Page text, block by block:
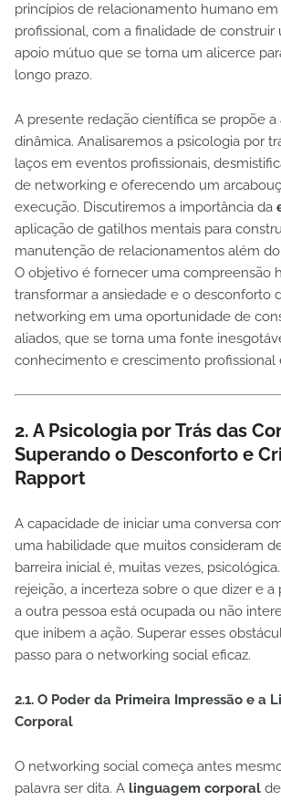
princípios de relacionamento humano
profissional, com a finalidade de construir
apoio mútuo que se torna um alicerce
longo prazo.
A presente redação científica se propõe a
dinâmica. Analisaremos a psicologia por
laços em eventos profissionais,
de networking e oferecendo um
execução. Discutiremos a importância da
aplicação de gatilhos mentais para
manutenção de relacionamentos além
O objetivo é fornecer uma compreensão
transformar a ansiedade e o desconforto
networking em uma oportunidade de
aliados, que se torna uma fonte
conhecimento e crescimento profissional
2. A Psicologia por Trás das
Superando o Desconforto e
Rapport
A capacidade de iniciar uma conversa
uma habilidade que muitos consideram
barreira inicial é, muitas vezes,
rejeição, a incerteza sobre o que dizer e
a outra pessoa está ocupada ou não
que inibem a ação. Superar esses
passo para o networking social eficaz.
2.1. O Poder da Primeira Impressão e a
Corporal
O networking social começa antes
palavra ser dita. A linguagem corporal